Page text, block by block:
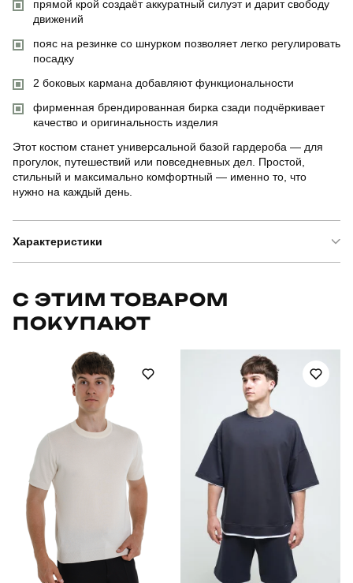
прямой крой создаёт аккуратный силуэт и дарит свободу
движений
пояс на резинке со шнурком позволяет легко регулировать
посадку
2 боковых кармана добавляют функциональности
фирменная брендированная бирка сзади подчёркивает
качество и оригинальность изделия
Этот костюм станет универсальной базой гардероба — для
прогулок, путешествий или повседневных дел. Простой,
стильный и максимально комфортный — именно то, что
нужно на каждый день.
Характеристики
Артикул
Призначення для повсякденного носіння
Склад тканини
низ: 100% котон
Країна - виробник
С ЭТИМ ТОВАРОМ
ПОКУПАЮТ